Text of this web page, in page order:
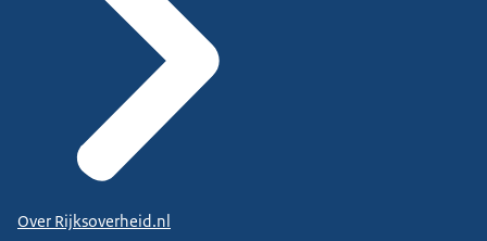
Over Rijksoverheid.nl